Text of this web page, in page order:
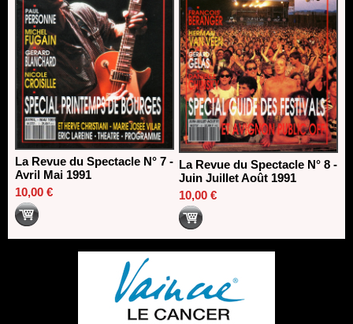
La Revue du Spectacle N° 7 -
Avril Mai 1991
10,00 €
La Revue du Spectacle N° 8 -
Juin Juillet Août 1991
10,00 €